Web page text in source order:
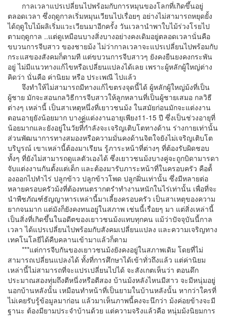
กาลเวลาแปรเปลี่ยนไปพร้อมกับการหมุนของโลกที่เกิดขึ้นอยู่
ตลอดเวลา ซึ่งฤดูกาลเริ่มหมุนเวียนไปเรื่อยๆ อย่างไม่สามารถหยุดยั้ง
ได้ฤดูใบไม้ผลิเริ่มแวะเวียนมาอีกครั้ง วันเวลานำพาใบไม้ร่วงโรยไป
ตามฤดูกาล ..แต่ดูเหมือนบางสิ่งบางอย่างคงเดิมอยู่ตลอดเวลานั่นคือ
ขบวนการจีบสาว ของชายม้ง ไม่ว่ากาลเวลาจะแปรเปลี่ยนไปพร้อมกับ
กระแสของสังคมก็ตามที แต่ขบวนการจีบสาวๆ ยังคงยืนยงคงกระพัน
อยู่ ไม่มีแนวทางแก้ไขหรือเปลี่ยนแปลงได้เลย เพราะผู้หลักผู้ใหญ่ต่าง
คิดว่า นั่นคือ ค่านิยม หรือ ประเพณี ไปแล้ว
จึงทำให้ไม่สามารถมีทางแก้ไขตรงจุดนี้ได้ ผู้หลักผู้ใหญ่ม้งที่เป็น
ผู้ชาย มักจะสอนกลวิธีการจีบสาวให้ลูกหลานที่เป็นผู้ชายเสมอ กลวิธี
ต่างๆ เหล่านี้ เป็นสาเหตุหนึ่งที่เยาวชนม้ง ในสมัยก่อนมักจะแต่งงาน
ตอนอายุยังน้อยมาก บางคู่แต่งงานอายุเพียง11-15 ปี ซึ่งเป็นช่วงอายุที่
น้อยมากและยังอยู่ในวัยที่ี่กำลังจะเจริญเติบโตทางด้าน ร่างกายเท่านั้น
ส่วนพัฒนาการทางสมองหรือความมั่นคงด้านจิตใจยังไม่เจริญเติบโต
บริบูรณ์ เขาเหล่านี้ต้องมาเรียน รู้ภาระหน้าที่ต่างๆ ที่ต้องรับผิดชอบ
ทั้งๆ ที่ยังไม่สามารถดูแลตัวเองได้ ซึ่งเยาวชนม้งบางคู่จะถูกบิดามารดา
จับแต่งงานกันตั้งแต่เด็ก และต้องมารับภาระหน้าที่ในครอบครัว คือต้้
องออกไปทำไร่ ปลูกข้าว ปลูกข้าวโพด ปลูกฝิ่นเท่านั้น ซึ่งมีหลายต่อ
หลายครอบครัวม้งที่ต้องทนตรากตรำทำงานหนักในไร่เท่านั้น เพื่อที่จะ
นำพืชภัณฑ์ธัญญาหารเหล่านี้มาเลี้ยงครอบครัว เป็นสาเหตุของความ
ยากจนมาก แต่มังก็ยังคงทนอยู่ในสภาพ เช่นนี้เรื่อยๆ มา แต่สิ่งเหล่านี้
เป็นสิ่งที่เกิดขึ้นในอดีตของเยาวชนม้งแทบทุกคน แม้ว่าปัจจุบันนี้กาล
เวลา ได้แปรเปลี่ยนไปพร้อมกับสังคมเปลี่ยนแปลง และความเจริญทาง
เทคโนโลยีได้คืบคลานเข้ามาแล้วก็ตาม
***แต่การจีบกันของเยาวชนม้งยังคงอยู่ในสภาพเดิม โดยที่ไม่
สามารถเปลี่ยนแปลงได้ ทั้งที่การศึกษาได้เข้าทั่วถึงแล้ว แต่ค่านิยม
เหล่านี้ไม่สามารถที่จะแปรเปลี่ยนไปได้ จะสังเกตเห็นว่า ตอนดึก
ประมาณสองทุ่มถึงตีหนี่งหรือตีสอง บ้านม้งหลังไหนมีสาว จะมีหนุ่มอยู่
นอกบ้านหลังนั้น เหมือนทำหน้าที่เป็นยามในบ้านหลังนั้น หากว่าใครที่
ไม่เคยรับรู้ข้อมูลมาก่อน แล้วมาเห็นภาพนี้คงจะนึกว่า ม้งค่อยข้างจะมี
ฐานะ ต้องมียามประจำบ้านด้วย แต่ความจริงแล้วคือ หนุ่มม้งนิยมการ